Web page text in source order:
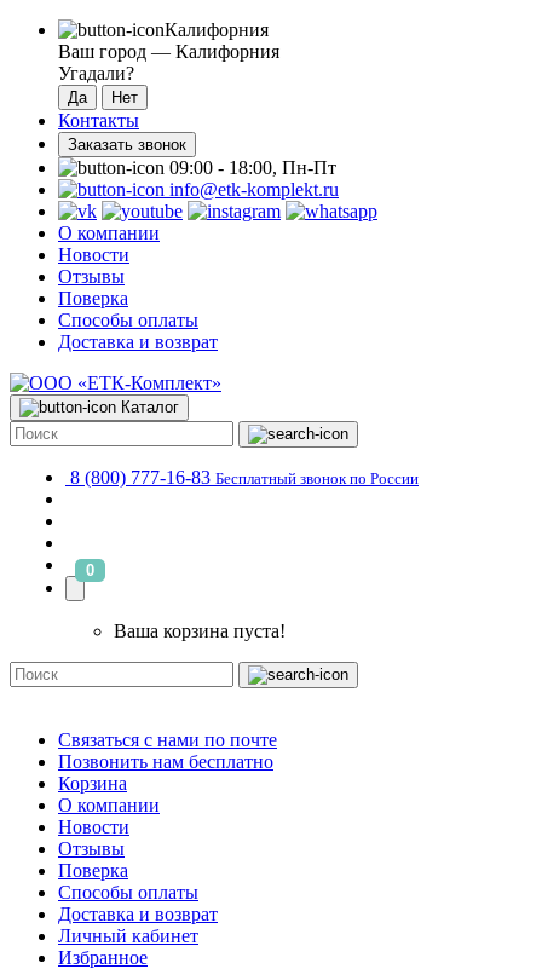
Калифорния
Ваш город — Калифорния
Угадали?
Контакты
Заказать звонок
09:00 - 18:00, Пн-Пт
info@etk-komplekt.ru
О компании
Новости
Отзывы
Поверка
Способы оплаты
Доставка и возврат
Каталог
8 (800) 777-16-83 Бесплатный звонок по России
0
Ваша корзина пуста!
Связаться с нами по почте
Позвонить нам бесплатно
Корзина
О компании
Новости
Отзывы
Поверка
Способы оплаты
Доставка и возврат
Личный кабинет
Избранное